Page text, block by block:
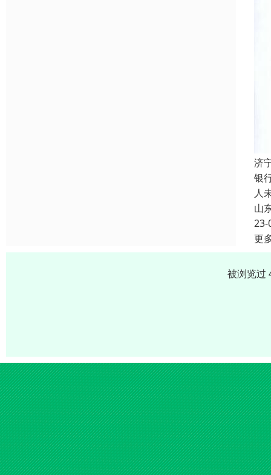
济
银
人
山
23-
更
被浏览过